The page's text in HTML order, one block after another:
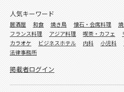
人気キーワード
居酒屋 和食 焼き鳥 懐石・会席料理
フランス料理
アジア料理 喫茶・カフェ
カラオケ
ビジネスホテル 内科 小児科
法律事務所
掲載者ログイン